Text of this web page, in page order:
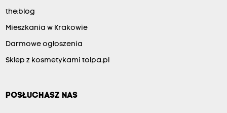
the:blog
Mieszkania w Krakowie
Darmowe ogłoszenia
Sklep z kosmetykami tolpa.pl
POSŁUCHASZ NAS